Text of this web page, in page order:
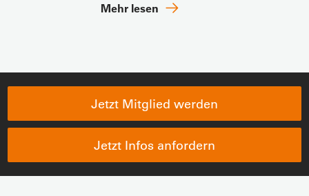
Mehr lesen
Jetzt Mitglied werden
Jetzt Infos anfordern